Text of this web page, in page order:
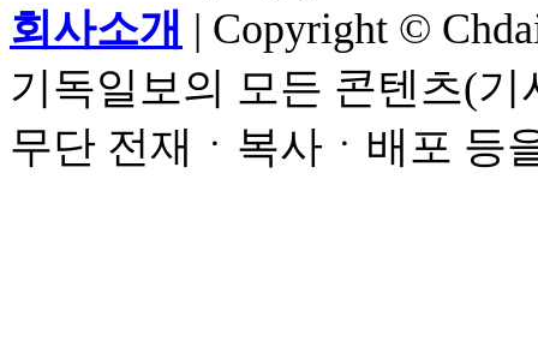
회사소개 | Copyright ©
기독일보의 모든 콘텐츠(
무단 전재ㆍ복사ㆍ배포 등